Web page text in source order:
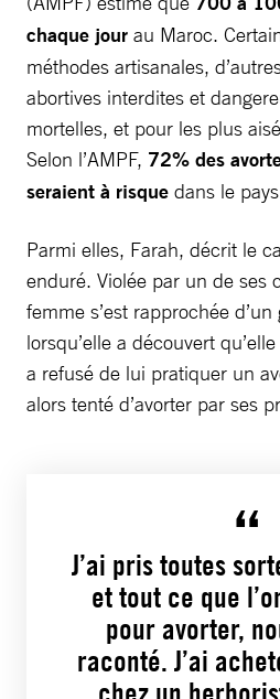
chaque jour au Maroc.
méthodes artisanales,
abortives interdites et
mortelles, et pour les plus
Selon l’AMPF, 72% des
seraient à risque dans le
Parmi elles, Farah, décrit le
enduré. Violée par un de ses
femme s’est rapprochée
lorsqu’elle a découvert
a refusé de lui pratiquer un
alors tenté d’avorter par ses
J’ai pris toutes
et tout ce que
pour avorter,
raconté. J’ai